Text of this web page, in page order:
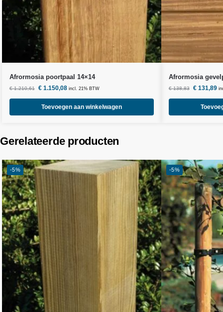
Afrormosia poortpaal 14×14
€1.210,61 €1.150,08 incl. 21% BTW
Toevoegen aan winkelwagen
Afrormosia
€138,83 €131,89
Gerelateerde producten
-5% -5%